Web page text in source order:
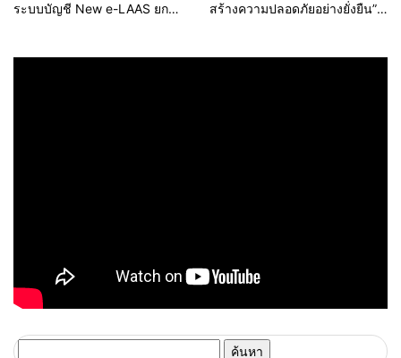
ระบบบัญชี New e-LAAS ยก
สร้างความปลอดภัยอย่างยั่งยืน”